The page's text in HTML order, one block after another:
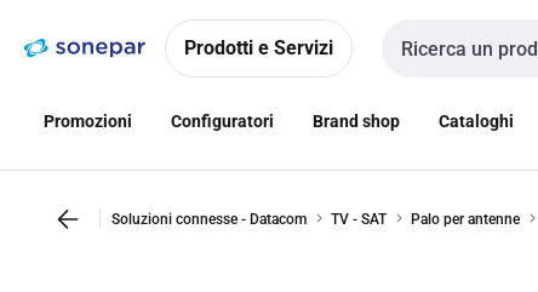
navigazionealla
Prodotti e Servizi
Cerca input
Promozioni Configuratori Brand shop Cataloghi
Soluzioni connesse - Datacom TV - SAT Palo per antenne